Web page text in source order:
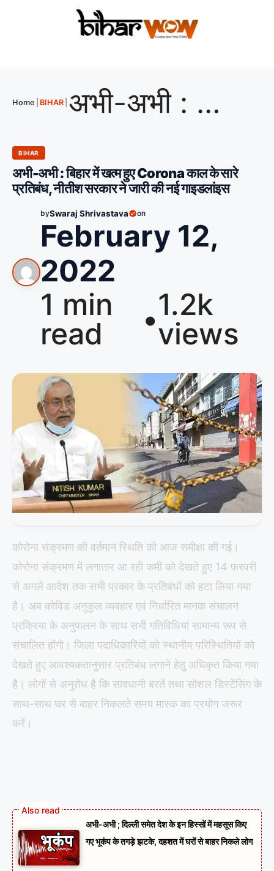
Home BIHAR अभी-अभी : बिहार में खत्म हुए Corona काल के सारे प्रतिबंध, नीतीश सरकार ने जारी की नई गाइडलांइस
BIHAR
अभी-अभी : बिहार में खत्म हुए Corona काल के सारे
प्रतिबंध, नीतीश सरकार ने जारी की नई गाइडलांइस
bySwaraj Shrivastava on
February 12,
2022
1 min
read
•1.2k
views
कोरोना संक्रमण की वर्तमान स्थिति की आज समीक्षा की गई।
कोरोना संक्रमण में लगातार आ रही कमी को देखते हुए 14 फरवरी
से अगले आदेश तक सभी प्रकार के प्रतिबंधों को हटा लिया गया
है। अब कोविड अनुकुल व्यवहार एवं निर्धारित मानक संचालन
प्रक्रिया के अनुपालन के साथ सभी गतिविधियां सामान्य रूप से
संचालित होंगी। जिला पदाधिकारियों को स्थानीय परिस्थितियों को
देखते हुए आवश्यकतानुसार प्रतिबंध लगाने हेतु अधिकृत किया गया
है। लोगों से अनुरोध है कि सावधानी बरतें तथा सोशल डिस्टेंसिंग के
साथ-साथ घर से बाहर निकलते समय मास्क का प्रयोग जरूर
करें।
अभी-अभी ; दिल्ली समेत देश के इन हिस्सों में महसूस किए
गए भूकंप के तगड़े झटके, दहशत में घरों से बाहर निकले लोग